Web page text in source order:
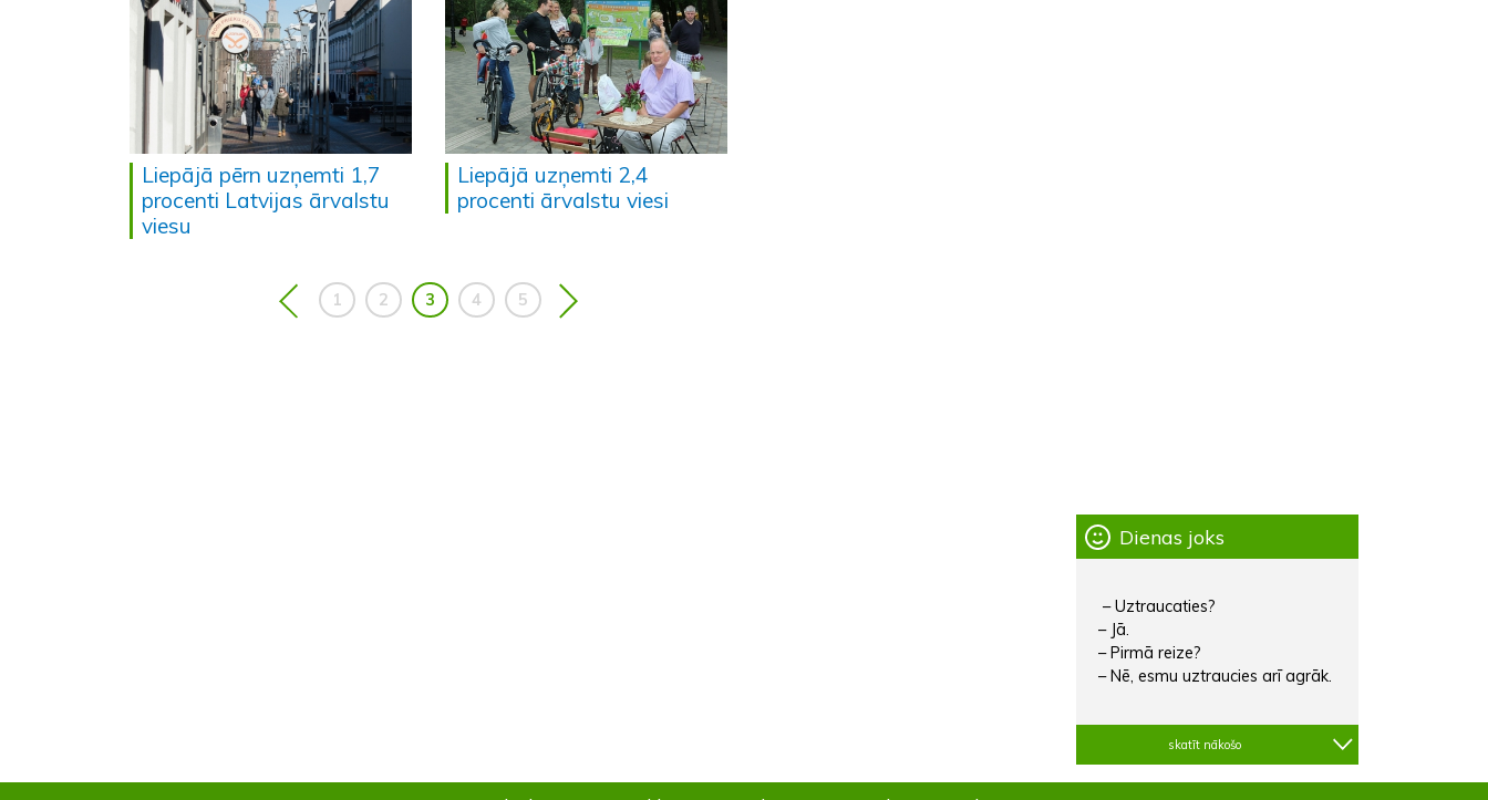
Liepājā pērn uzņemti 1,7
procenti Latvijas ārvalstu
viesu
Liepājā uzņemti 2,4
procenti ārvalstu viesi
1 2 3 4 5
Dienas joks
– Uztraucaties?
– Jā.
– Pirmā reize?
– Nē, esmu uztraucies arī agrāk.
skatīt nākošo